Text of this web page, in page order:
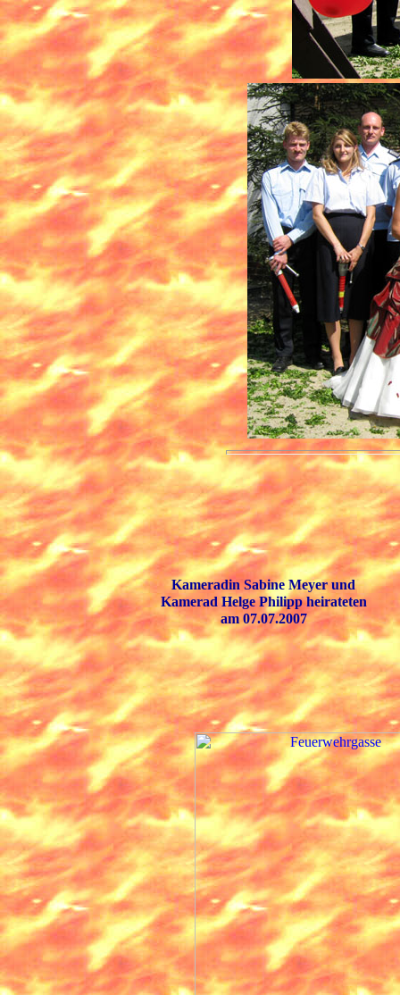
Kameradin Sabine Meyer und
Kamerad Helge Philipp heirateten
am 07.07.2007